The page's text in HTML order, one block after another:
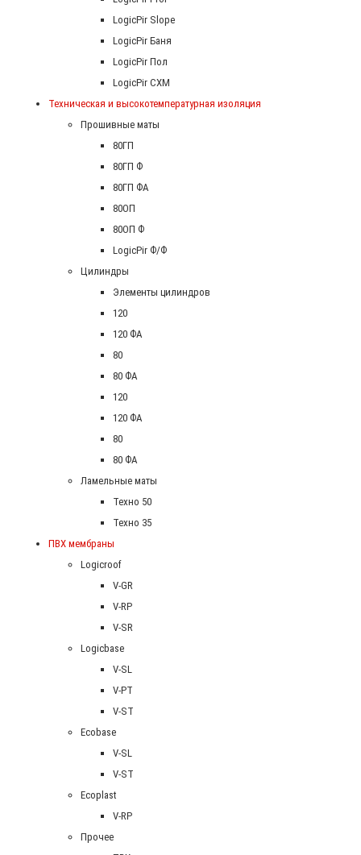
LogicPir Slope
LogicPir Баня
LogicPir Пол
LogicPir СХМ
Техническая и высокотемпературная изоляция
Прошивные маты
80ГП
80ГП Ф
80ГП ФА
80ОП
80ОП Ф
LogicPir Ф/Ф
Цилиндры
Элементы цилиндров
120
120 ФА
80
80 ФА
120
120 ФА
80
80 ФА
Ламельные маты
Техно 50
Техно 35
ПВХ мембраны
Logicroof
V-GR
V-RP
V-SR
Logicbase
V-SL
V-PT
V-ST
Ecobase
V-SL
V-ST
Ecoplast
V-RP
Прочее